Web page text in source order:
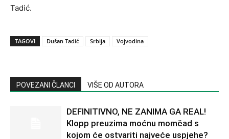
Tadić.
TAGOVI Dušan Tadić Srbija Vojvodina
POVEZANI ČLANCI VIŠE OD AUTORA
DEFINITIVNO, NE ZANIMA GA REAL!
Klopp preuzima moćnu momčad s
kojom će ostvariti najveće uspjehe?